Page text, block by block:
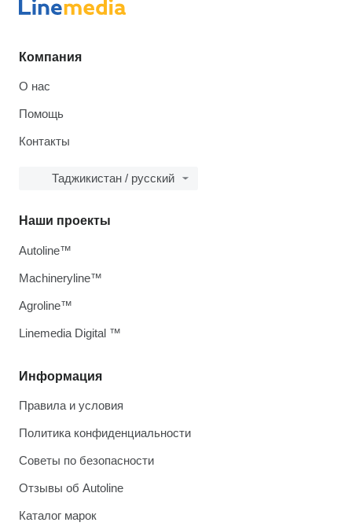
Компания
О нас
Помощь
Контакты
Таджикистан / русский
Информация
Правила и условия
Политика конфиденциальности
Советы по безопасности
Отзывы об Autoline
Каталог марок
Наши проекты
Autoline™
Machineryline™
Agroline™
Linemedia Digital ™